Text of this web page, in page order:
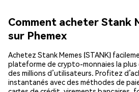
Comment acheter Stank
sur Phemex
Achetez Stank Memes (STANK)
plateforme de crypto-monnaies la plus
des millions d’utilisateurs. Profitez
instantanés avec des méthodes de